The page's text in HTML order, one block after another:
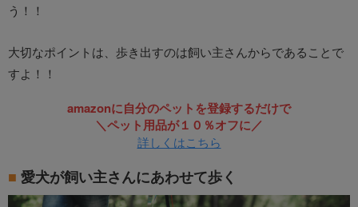
う！！
大切なポイントは、歩き出すのは飼い主さんからであることで
すよ！！
amazonに自分のペットを登録するだけで
＼ペット用品が１０％オフに／
詳しくはこちら
愛犬が飼い主さんにあわせて歩く